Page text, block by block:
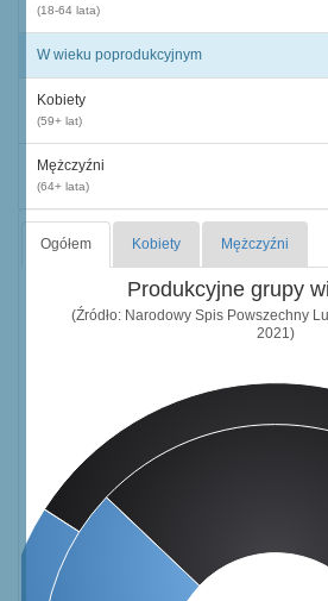
(18-64 lata)
W wieku poprodukcyjnym
Kobiety
(59+ lat)
Mężczyźni
(64+ lata)
Ogółem Kobiety Mężczyźni
Produkcyjne grupy
(Źródło: Narodowy Spis Powszechny
2021)